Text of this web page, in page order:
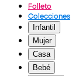
Folleto
Colecciones
Infantil
Mujer
Casa
Bebé